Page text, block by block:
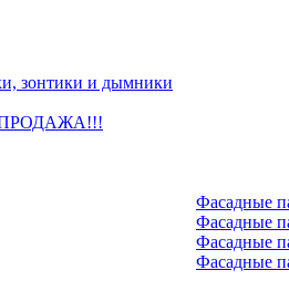
зонтики и дымники
Фасадные
Фасадные
Фасадные
Фасадные